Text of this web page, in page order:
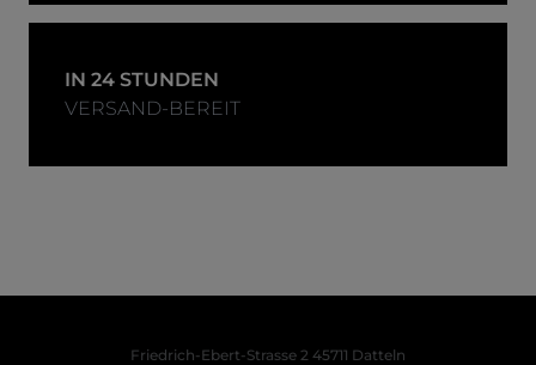
IN 24 STUNDEN
VERSAND-BEREIT
Friedrich-Ebert-Strasse 2 45711 Datteln